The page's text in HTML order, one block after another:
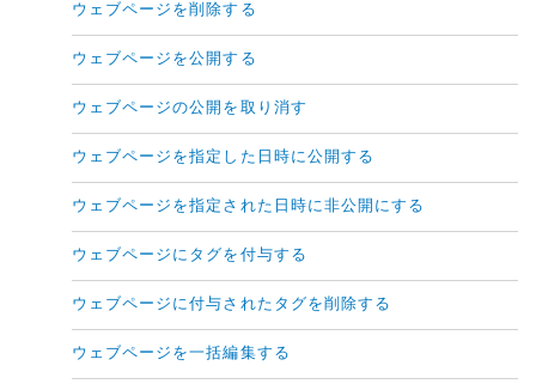
ウェブページを削除する
ウェブページを公開する
ウェブページの公開を取り消す
ウェブページを指定した日時に公開する
ウェブページを指定された日時に非公開にする
ウェブページにタグを付与する
ウェブページに付与されたタグを削除する
ウェブページを一括編集する